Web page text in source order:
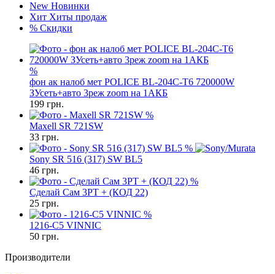
New Новинки
Хит Хиты продаж
% Скидки
%
фон ак налоб мет POLICE BL-204C-T6 720000W
ЗУсеть+авто 3реж zoom на 1АКБ
199 грн.
%
Maxell SR 721SW
33 грн.
%
Sony SR 516 (317) SW BL5
46 грн.
%
Сделай Сам 3PT + (КОД 22)
25 грн.
%
1216-C5 VINNIC
50 грн.
Производители